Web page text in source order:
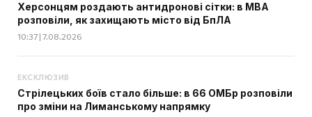
Херсонцям роздають антидронові сітки: в МВА
розповіли, як захищають місто від БпЛА
10:37 | 7.08.2026
ЕКСКЛЮЗИВ
Стрілецьких боїв стало більше: в 66 ОМБр розповіли
про зміни на Лиманському напрямку